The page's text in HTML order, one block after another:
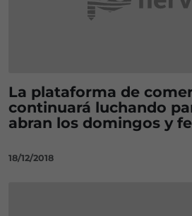
La plataforma de
continuará luchando
abran los domingos y
18/12/2018